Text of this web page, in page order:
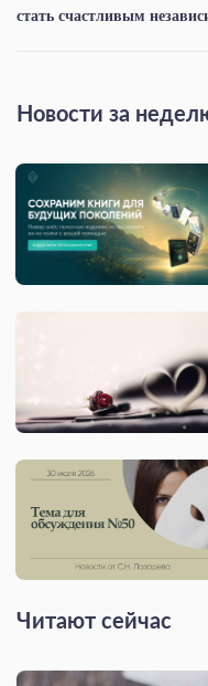
стать счастливым
Новости за
Читают сейчас